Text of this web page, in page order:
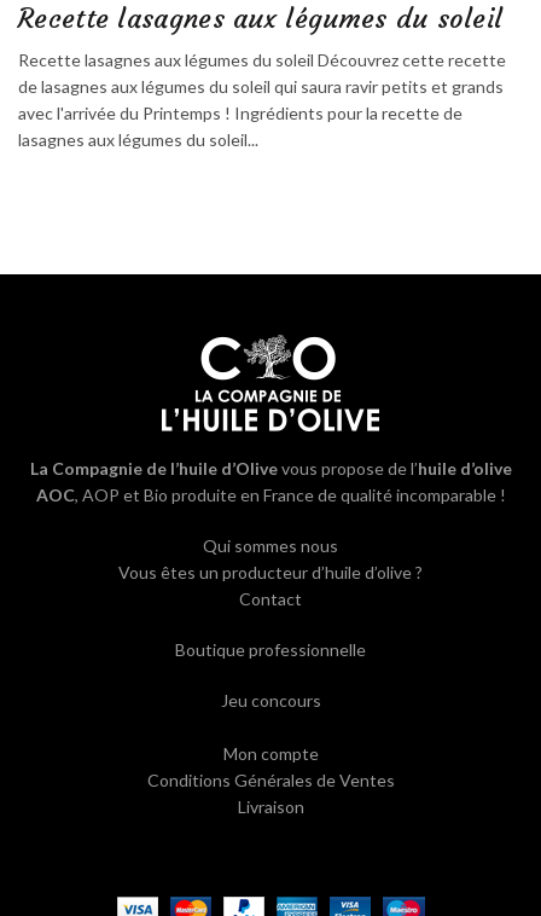
Recette lasagnes aux légumes du soleil
Recette lasagnes aux légumes du soleil Découvrez cette recette
de lasagnes aux légumes du soleil qui saura ravir petits et grands
avec l'arrivée du Printemps ! Ingrédients pour la recette de
lasagnes aux légumes du soleil...
La Compagnie de l’huile d’Olivevous propose de l’huile d’olive
AOC, AOP et Bio produite en France de qualité incomparable !
Qui sommes nous
Vous êtes un producteur d’huile d’olive ?
Contact
Boutique professionnelle
Jeu concours
Mon compte
Conditions Générales de Ventes
Livraison